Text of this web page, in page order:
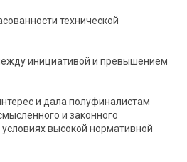
технической
инициативой и превышением
и дала полуфиналистам
и законного
высокой нормативной